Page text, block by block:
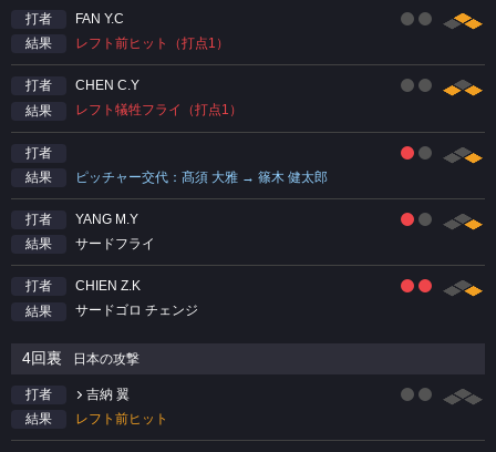
打者
FAN Y.C
結果
レフト前ヒット（打点1）
打者
CHEN C.Y
結果
レフト犠牲フライ（打点1）
打者
結果
ピッチャー交代：髙須 大雅 → 篠木 健太郎
打者
YANG M.Y
結果
サードフライ
打者
CHIEN Z.K
結果
サードゴロ チェンジ
4回裏 日本の攻撃
打者
吉納 翼
結果
レフト前ヒット